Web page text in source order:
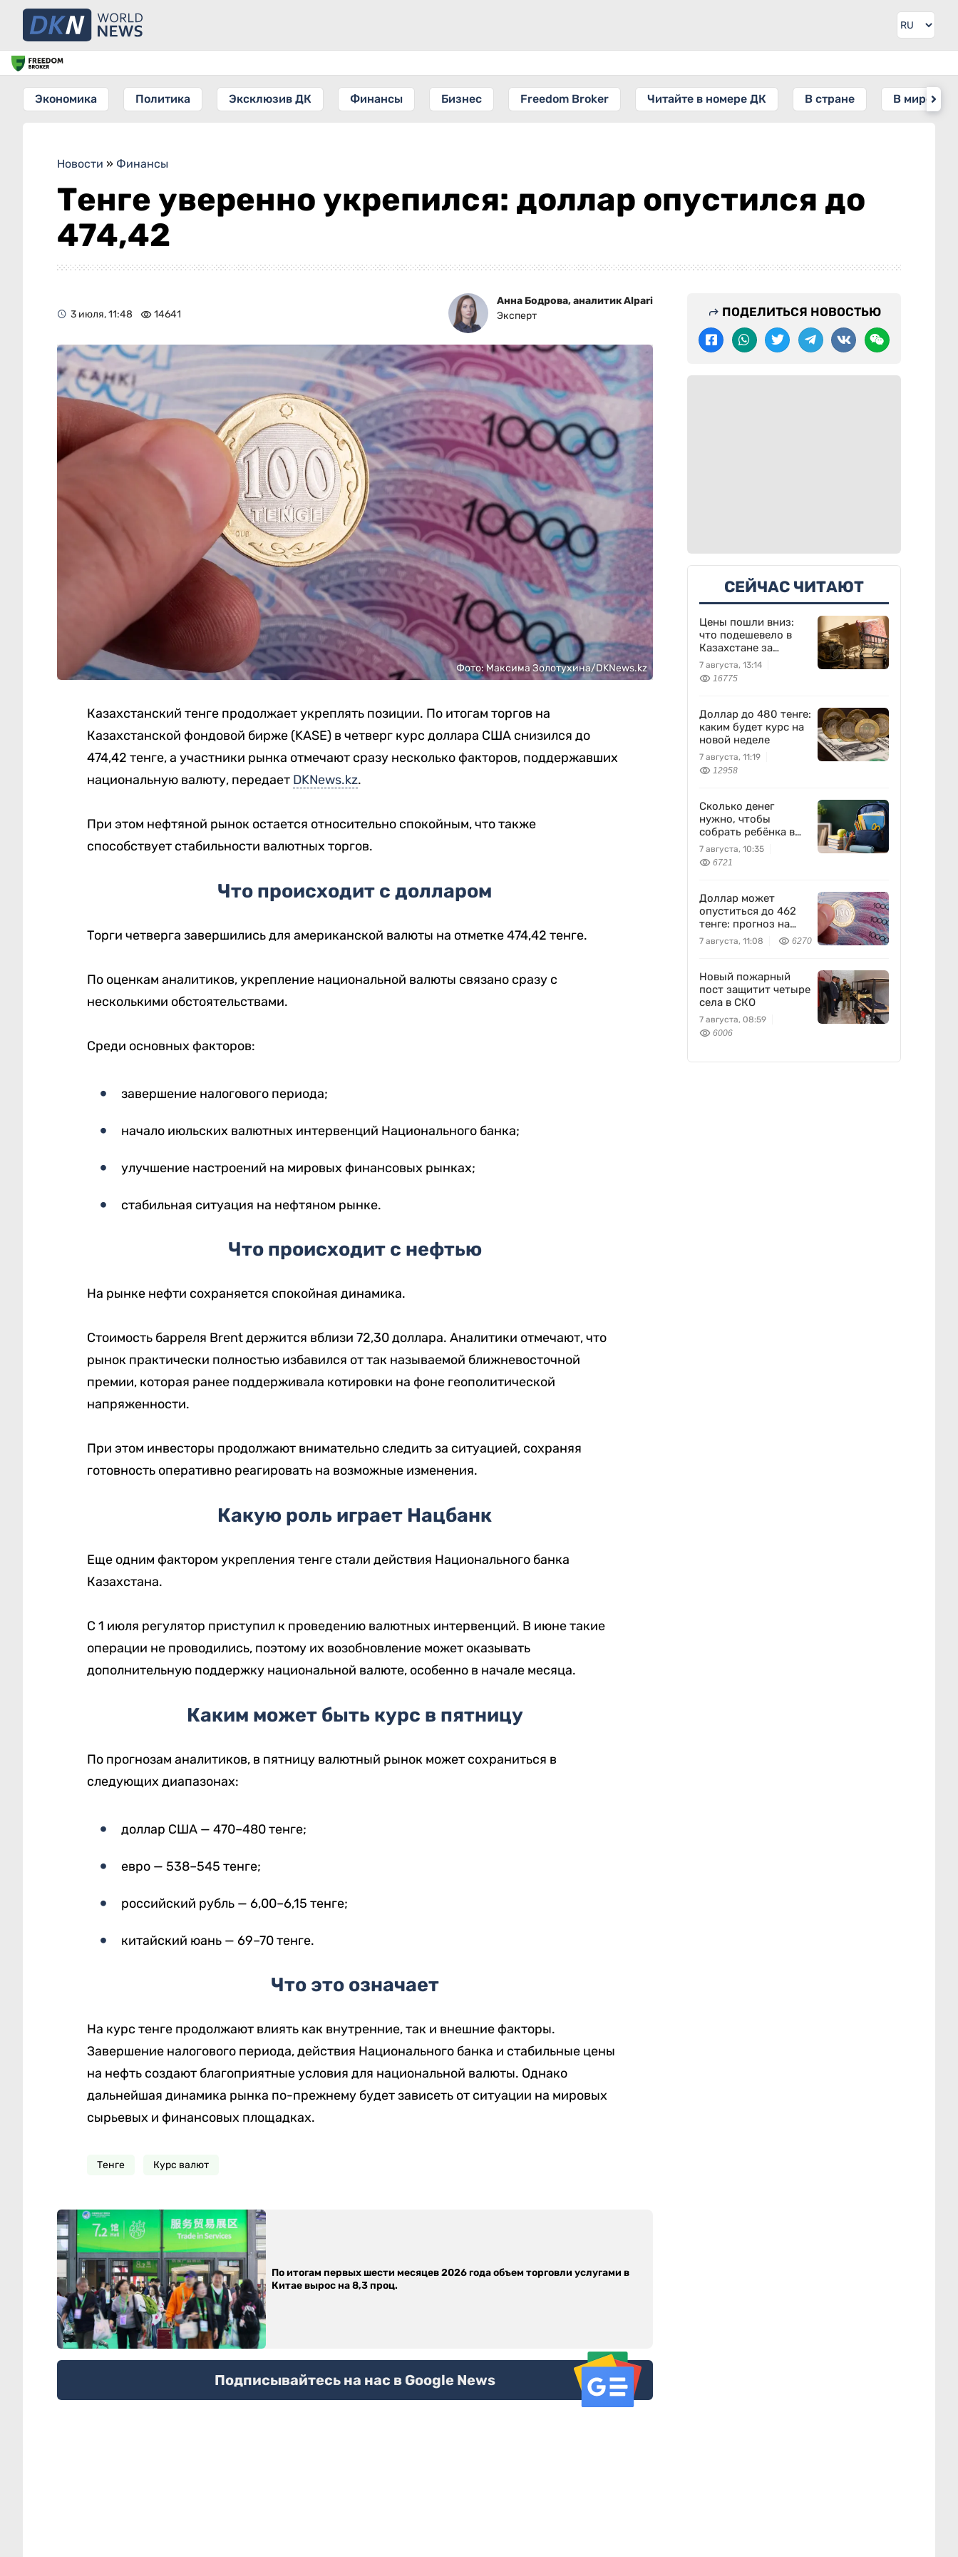
Экономика Политика Эксклюзив ДК Финансы Бизнес Freedom Broker Читайте в номере ДК В стране В мире
Новости » Финансы
Тенге уверенно укрепился: доллар опустился до
474,42
3 июля, 11:48 14641
Анна Бодрова, аналитик Alpari
Эксперт
Фото: Максима Золотухина/DKNews.kz
Казахстанский тенге продолжает укреплять позиции. По итогам торгов на
Казахстанской фондовой бирже (KASE) в четверг курс доллара США снизился до
474,42 тенге, а участники рынка отмечают сразу несколько факторов, поддержавших
национальную валюту, передает DKNews.kz.
При этом нефтяной рынок остается относительно спокойным, что также
способствует стабильности валютных торгов.
Что происходит с долларом
Торги четверга завершились для американской валюты на отметке 474,42 тенге.
По оценкам аналитиков, укрепление национальной валюты связано сразу с
несколькими обстоятельствами.
Среди основных факторов:
завершение налогового периода;
начало июльских валютных интервенций Национального банка;
улучшение настроений на мировых финансовых рынках;
стабильная ситуация на нефтяном рынке.
Что происходит с нефтью
На рынке нефти сохраняется спокойная динамика.
Стоимость барреля Brent держится вблизи 72,30 доллара. Аналитики отмечают, что
рынок практически полностью избавился от так называемой ближневосточной
премии, которая ранее поддерживала котировки на фоне геополитической
напряженности.
При этом инвесторы продолжают внимательно следить за ситуацией, сохраняя
готовность оперативно реагировать на возможные изменения.
Какую роль играет Нацбанк
Еще одним фактором укрепления тенге стали действия Национального банка
Казахстана.
С 1 июля регулятор приступил к проведению валютных интервенций. В июне такие
операции не проводились, поэтому их возобновление может оказывать
дополнительную поддержку национальной валюте, особенно в начале месяца.
Каким может быть курс в пятницу
По прогнозам аналитиков, в пятницу валютный рынок может сохраниться в
следующих диапазонах:
доллар США — 470–480 тенге;
евро — 538–545 тенге;
российский рубль — 6,00–6,15 тенге;
китайский юань — 69–70 тенге.
Что это означает
На курс тенге продолжают влиять как внутренние, так и внешние факторы.
Завершение налогового периода, действия Национального банка и стабильные цены
на нефть создают благоприятные условия для национальной валюты. Однако
дальнейшая динамика рынка по-прежнему будет зависеть от ситуации на мировых
сырьевых и финансовых площадках.
Тенге Курс валют
По итогам первых шести месяцев 2026 года объем торговли услугами в
Китае вырос на 8,3 проц.
Подписывайтесь на нас в Google News
ПОДЕЛИТЬСЯ НОВОСТЬЮ
СЕЙЧАС ЧИТАЮТ
Цены пошли вниз:
что подешевело в
Казахстане за
неделю
7 августа, 13:14
16775
Доллар до 480 тенге:
каким будет курс на
новой неделе
7 августа, 11:19
12958
Сколько денег
нужно, чтобы
собрать ребёнка в
школу?
7 августа, 10:35
6721
Доллар может
опуститься до 462
тенге: прогноз на
пятницу
7 августа, 11:08 6270
Новый пожарный
пост защитит четыре
села в СКО
7 августа, 08:59
6006